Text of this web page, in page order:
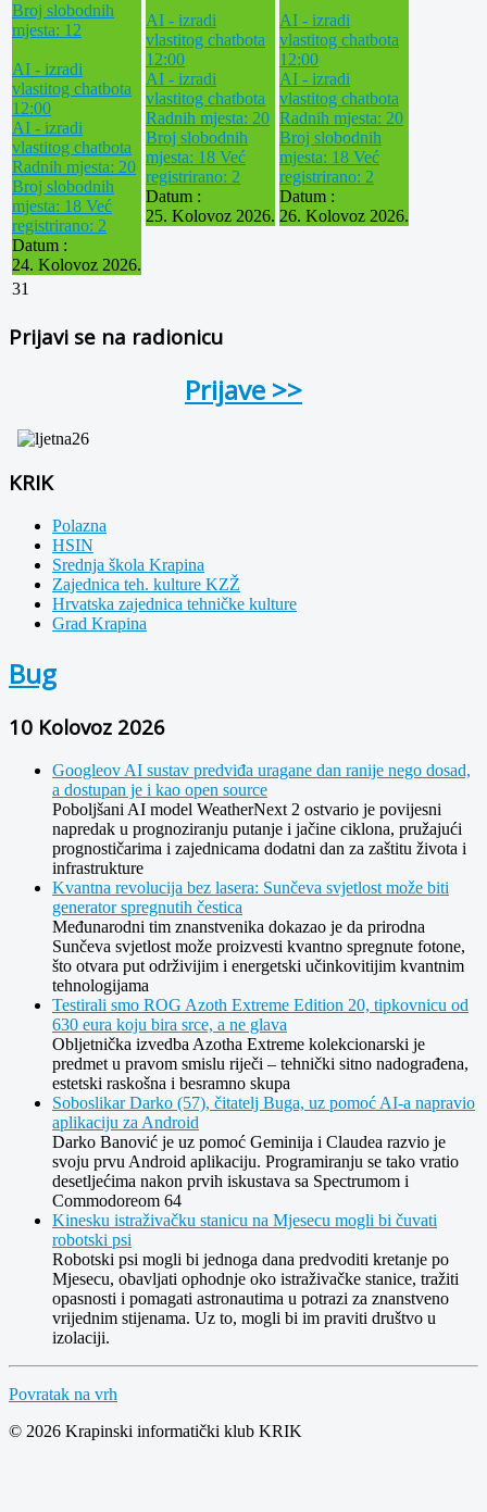
Broj slobodnih
mjesta: 12
AI - izradi
vlastitog chatbota
12:00
AI - izradi
vlastitog chatbota
Radnih mjesta: 20
Broj slobodnih
mjesta: 18 Već
registrirano: 2
Datum :
24. Kolovoz 2026.
AI - izradi
vlastitog chatbota
12:00
AI - izradi
vlastitog chatbota
Radnih mjesta: 20
Broj slobodnih
mjesta: 18 Već
registrirano: 2
Datum :
25. Kolovoz 2026.
AI - izradi
vlastitog chatbota
12:00
AI - izradi
vlastitog chatbota
Radnih mjesta: 20
Broj slobodnih
mjesta: 18 Već
registrirano: 2
Datum :
26. Kolovoz 2026.
31
Prijavi se na radionicu
Prijave >>
KRIK
Polazna
HSIN
Srednja škola Krapina
Zajednica teh. kulture KZŽ
Hrvatska zajednica tehničke kulture
Grad Krapina
Bug
10 Kolovoz 2026
Googleov AI sustav predviđa uragane dan ranije nego dosad,
a dostupan je i kao open source
Poboljšani AI model WeatherNext 2 ostvario je povijesni
napredak u prognoziranju putanje i jačine ciklona, pružajući
prognostičarima i zajednicama dodatni dan za zaštitu života i
infrastrukture
Kvantna revolucija bez lasera: Sunčeva svjetlost može biti
generator spregnutih čestica
Međunarodni tim znanstvenika dokazao je da prirodna
Sunčeva svjetlost može proizvesti kvantno spregnute fotone,
što otvara put održivijim i energetski učinkovitijim kvantnim
tehnologijama
Testirali smo ROG Azoth Extreme Edition 20, tipkovnicu od
630 eura koju bira srce, a ne glava
Obljetnička izvedba Azotha Extreme kolekcionarski je
predmet u pravom smislu riječi – tehnički sitno nadograđena,
estetski raskošna i besramno skupa
Soboslikar Darko (57), čitatelj Buga, uz pomoć AI-a napravio
aplikaciju za Android
Darko Banović je uz pomoć Geminija i Claudea razvio je
svoju prvu Android aplikaciju. Programiranju se tako vratio
desetljećima nakon prvih iskustava sa Spectrumom i
Commodoreom 64
Kinesku istraživačku stanicu na Mjesecu mogli bi čuvati
robotski psi
Robotski psi mogli bi jednoga dana predvoditi kretanje po
Mjesecu, obavljati ophodnje oko istraživačke stanice, tražiti
opasnosti i pomagati astronautima u potrazi za znanstveno
vrijednim stijenama. Uz to, mogli bi im praviti društvo u
izolaciji.
Povratak na vrh
© 2026 Krapinski informatički klub KRIK